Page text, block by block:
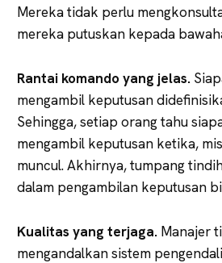
Mereka tidak perlu
mereka putuskan kepada
Rantai komando yang jelas.
mengambil keputusan
Sehingga, setiap orang tahu
mengambil keputusan ketika,
muncul. Akhirnya, tumpang
dalam pengambilan keputusan
Kualitas yang terjaga. Manajer
mengandalkan sistem